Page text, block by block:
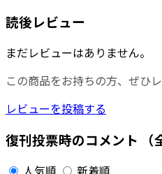
読後レビュー
まだレビューはありません。
この商品をお持ちの方、ぜひ
レビューを投稿する
復刊投票時のコメント
人気順 新着順